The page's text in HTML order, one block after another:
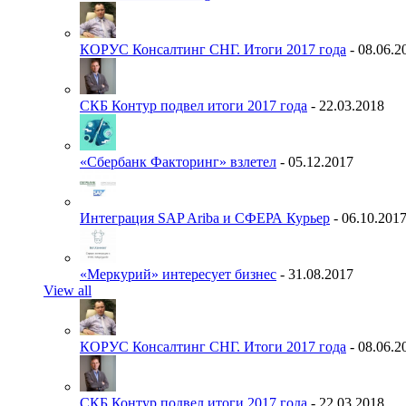
КОРУС Консалтинг СНГ. Итоги 2017 года -
СКБ Контур подвел итоги 2017 года - 22.03.2018
«Сбербанк Факторинг» взлетел - 05.12.2017
Интеграция SAP Ariba и СФЕРА Курьер - 06.10.2017
«Меркурий» интересует бизнес - 31.08.2017
View all
КОРУС Консалтинг СНГ. Итоги 2017 года -